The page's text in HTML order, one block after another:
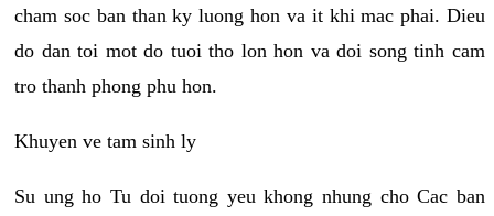
cham soc ban than ky luong hon va it khi mac phai. Dieu
do dan toi mot do tuoi tho lon hon va doi song tinh cam
tro thanh phong phu hon.
Khuyen ve tam sinh ly
Su ung ho Tu doi tuong yeu khong nhung cho Cac ban